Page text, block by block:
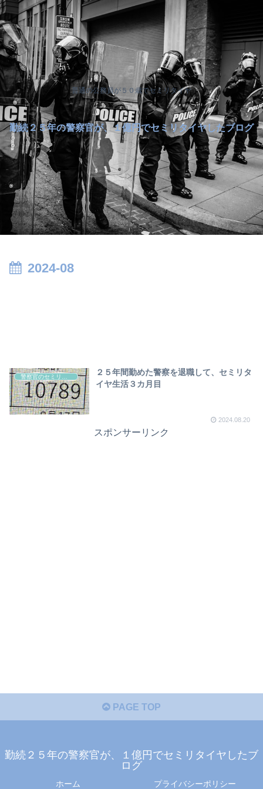
普通の公務員が５０歳でセミリタイヤ
勤続２５年の警察官が、１億円でセミリタイヤしたブログ
2024-08
２５年間勤めた警察を退職して、セミリタ
イヤ生活３カ月目
2024.08.20
スポンサーリンク
PAGE TOP
勤続２５年の警察官が、１億円でセミリタイヤしたブ
ログ
ホーム プライバシーポリシー